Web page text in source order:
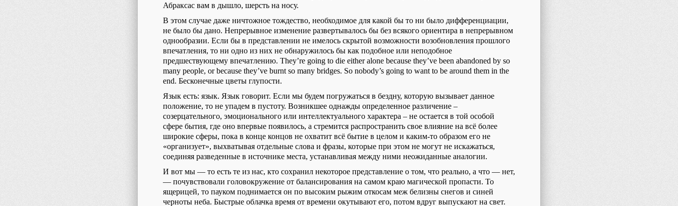
Абраксас вам в дышло, шерсть на носу.
В этом случае даже ничтожное тождество, необходимое для какой бы то ни было дифференциации,
не было бы дано. Непрерывное изменение развертывалось бы без всякого ориентира в непрерывном
однообразии. Если бы в представлении не имелось скрытой возможности возобновления прошлого
впечатления, то ни одно из них не обнаружилось бы как подобное или неподобное
предшествующему впечатлению. They’re going to die either alone because they’ve been abandoned by so
many people, or because they’ve burnt so many bridges. So nobody’s going to want to be around them in the
end. Бесконечные цветы глупости.
Язык есть: язык. Язык говорит. Если мы будем погружаться в бездну, которую вызывает данное
положение, то не упадем в пустоту. Возникшее однажды определенное различение –
созерцательного, эмоционального или интеллектуального характера – не остается в той особой
сфере бытия, где оно впервые появилось, а стремится распространить свое влияние на всё более
широкие сферы, пока в конце концов не охватит всё бытие в целом и каким-то образом его не
«организует», выхватывая отдельные слова и фразы, которые при этом не могут не искажаться,
соединяя разведенные в источнике места, устанавливая между ними неожиданные аналогии.
И вот мы — то есть те из нас, кто сохранил некоторое представление о том, что реально, а что — нет,
— почувствовали головокружение от балансирования на самом краю магической пропасти. То
ящерицей, то пауком поднимается он по высоким рыжим откосам меж белизны снегов и синей
черноты неба. Быстрые облачка время от времени окутывают его, потом вдруг выпускают на свет.